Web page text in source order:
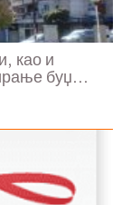
као и
буџ...